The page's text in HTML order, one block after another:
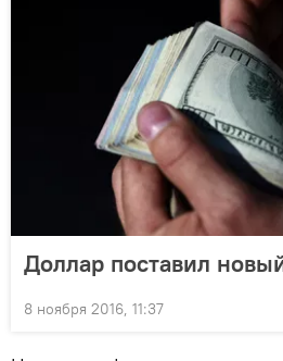
Доллар поставил
8 ноября 2016, 11:37